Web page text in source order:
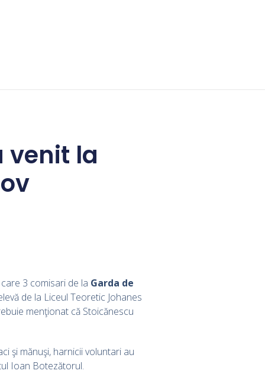
venit la
3 comisari de la Garda de
de la Liceul Teoretic Johanes
menţionat că Stoicănescu
şi mănuşi, harnicii voluntari au
Ioan Botezătorul.